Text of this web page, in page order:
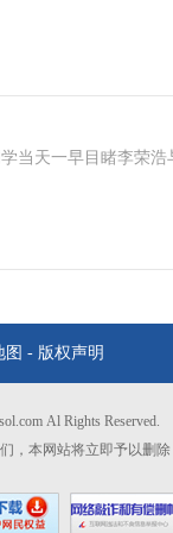
当天一早目睹李荣浩
图 - 版权声明
Al Rights Reserved.
，本网站将立即予以删